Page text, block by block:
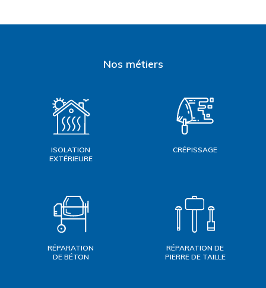
Nos métiers
ISOLATION
EXTÉRIEURE
CRÉPISSAGE
RÉPARATION
DE BÉTON
RÉPARATION DE
PIERRE DE TAILLE